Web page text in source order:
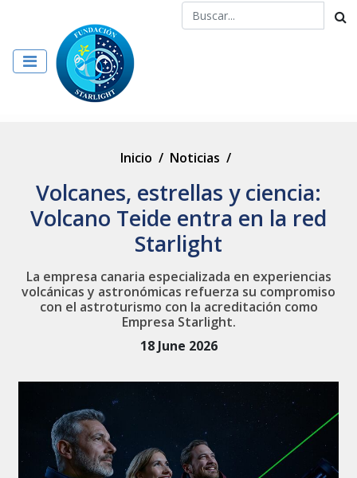
Inicio / Noticias /
Volcanes, estrellas y ciencia:
Volcano Teide entra en la red
Starlight
La empresa canaria especializada en experiencias
volcánicas y astronómicas refuerza su compromiso
con el astroturismo con la acreditación como
Empresa Starlight.
18 June 2026